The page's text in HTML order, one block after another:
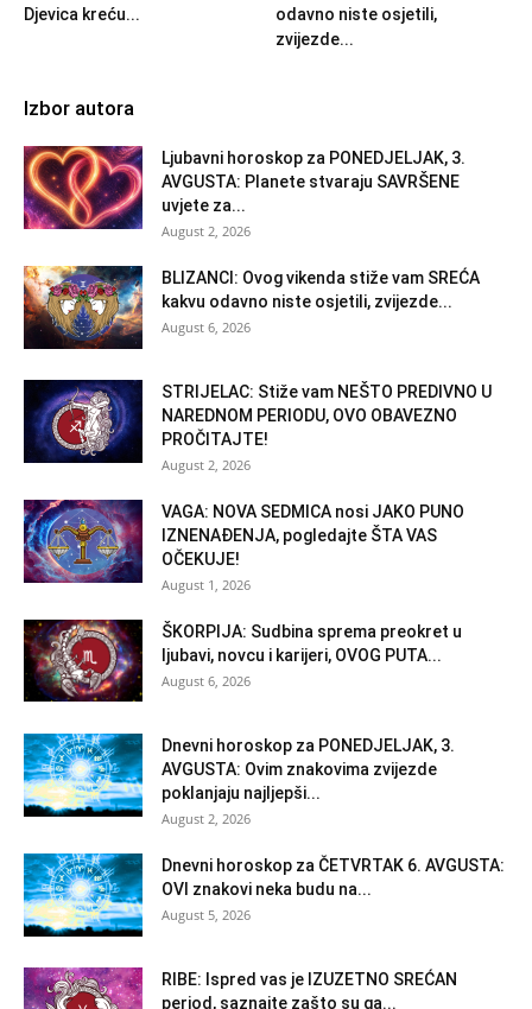
Djevica kreću...
odavno niste osjetili,
zvijezde...
Izbor autora
Ljubavni horoskop za PONEDJELJAK, 3.
AVGUSTA: Planete stvaraju SAVRŠENE
uvjete za...
August 2, 2026
BLIZANCI: Ovog vikenda stiže vam SREĆA
kakvu odavno niste osjetili, zvijezde...
August 6, 2026
STRIJELAC: Stiže vam NEŠTO PREDIVNO U
NAREDNOM PERIODU, OVO OBAVEZNO
PROČITAJTE!
August 2, 2026
VAGA: NOVA SEDMICA nosi JAKO PUNO
IZNENAĐENJA, pogledajte ŠTA VAS
OČEKUJE!
August 1, 2026
ŠKORPIJA: Sudbina sprema preokret u
ljubavi, novcu i karijeri, OVOG PUTA...
August 6, 2026
Dnevni horoskop za PONEDJELJAK, 3.
AVGUSTA: Ovim znakovima zvijezde
poklanjaju najljepši...
August 2, 2026
Dnevni horoskop za ČETVRTAK 6. AVGUSTA:
OVI znakovi neka budu na...
August 5, 2026
RIBE: Ispred vas je IZUZETNO SREĆAN
period, saznajte zašto su ga...